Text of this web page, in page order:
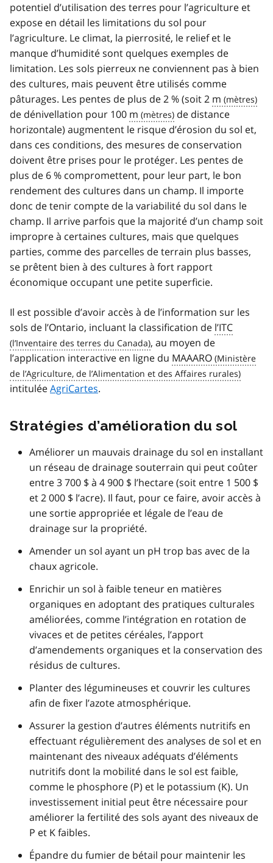
potentiel d’utilisation des terres pour l’agriculture et
expose en détail les limitations du sol pour
l’agriculture. Le climat, la pierrosité, le relief et le
manque d’humidité sont quelques exemples de
limitation. Les sols pierreux ne conviennent pas à bien
des cultures, mais peuvent être utilisés comme
pâturages. Les pentes de plus de 2 % (soit 2 m
de dénivellation pour 100 m
de distance
horizontale) augmentent le risque d’érosion du sol et,
dans ces conditions, des mesures de conservation
doivent être prises pour le protéger. Les pentes de
plus de 6 % compromettent, pour leur part, le bon
rendement des cultures dans un champ. Il importe
donc de tenir compte de la variabilité du sol dans le
champ. Il arrive parfois que la majorité d’un champ soit
impropre à certaines cultures, mais que quelques
parties, comme des parcelles de terrain plus basses,
se prêtent bien à des cultures à fort rapport
économique occupant une petite superficie.
Il est possible d’avoir accès à de l’information sur les
sols de l’Ontario, incluant la classification de l’ITC
, au moyen de
l’application interactive en ligne du MAAARO
intituléeAgriCartes.
Stratégies d’amélioration du sol
Améliorer un mauvais drainage du sol en installant
un réseau de drainage souterrain qui peut coûter
entre 3 700 $ à 4 900 $ l’hectare (soit entre 1 500 $
et 2 000 $ l’acre). Il faut, pour ce faire, avoir accès à
une sortie appropriée et légale de l’eau de
drainage sur la propriété.
Amender un sol ayant un pH trop bas avec de la
chaux agricole.
Enrichir un sol à faible teneur en matières
organiques en adoptant des pratiques culturales
améliorées, comme l’intégration en rotation de
vivaces et de petites céréales, l’apport
d’amendements organiques et la conservation des
résidus de cultures.
Planter des légumineuses et couvrir les cultures
afin de fixer l’azote atmosphérique.
Assurer la gestion d’autres éléments nutritifs en
effectuant régulièrement des analyses de sol et en
maintenant des niveaux adéquats d’éléments
nutritifs dont la mobilité dans le sol est faible,
comme le phosphore (P) et le potassium (K). Un
investissement initial peut être nécessaire pour
améliorer la fertilité des sols ayant des niveaux de
P et K faibles.
Épandre du fumier de bétail pour maintenir les